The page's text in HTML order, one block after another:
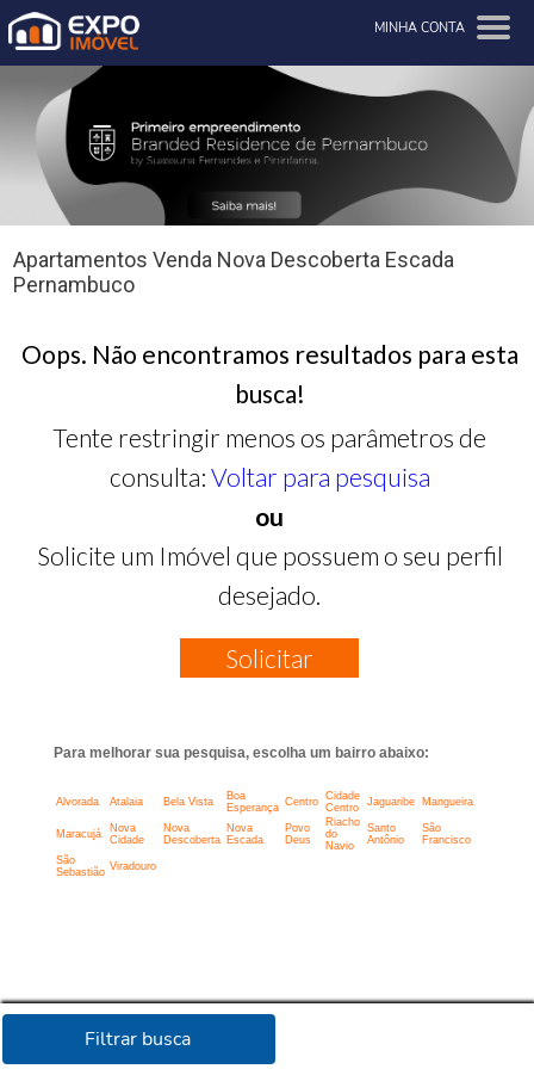
MINHA CONTA
Filtrar busca
Apartamentos Venda Nova Descoberta Escada
Pernambuco
Oops. Não encontramos resultados para esta
busca!
Tente restringir menos os parâmetros de
consulta: Voltar para pesquisa
ou
Solicite um Imóvel que possuem o seu perfil
desejado.
Solicitar
Para melhorar sua pesquisa, escolha um bairro abaixo:
Alvorada Atalaia Bela Vista
Boa
Esperança Centro
Cidade
Centro
Jaguaribe Mangueira
Maracujá
Nova
Cidade
Nova
Descoberta
Nova
Escada
Povo
Deus
Riacho
do
Navio
Santo
Antônio
São
Francisco
São
Sebastião Viradouro